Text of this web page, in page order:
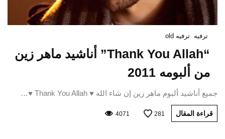
ترفيه ترفيه old
“Thank You Allah” أناشيد ماهر زين
من ألبومه 2011
جميع أناشيد ألبوم ماهر زين إن شاء الله ♥ Thank You Allah ♥…
قراءة المقال 281
4071